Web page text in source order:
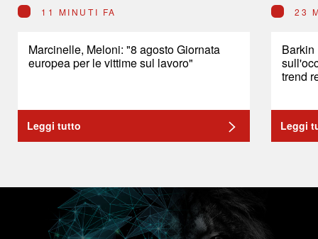
11 MINUTI FA
Marcinelle, Meloni: "8 agosto Giornata
europea per le vittime sul lavoro"
Leggi tutto
23
Barkin
trend
Leggi